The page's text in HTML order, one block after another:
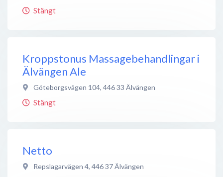
Stängt
Kroppstonus Massagebehandlingar i
Älvängen Ale
Göteborgsvägen 104, 446 33 Älvängen
Stängt
Netto
Repslagarvägen 4, 446 37Älvängen